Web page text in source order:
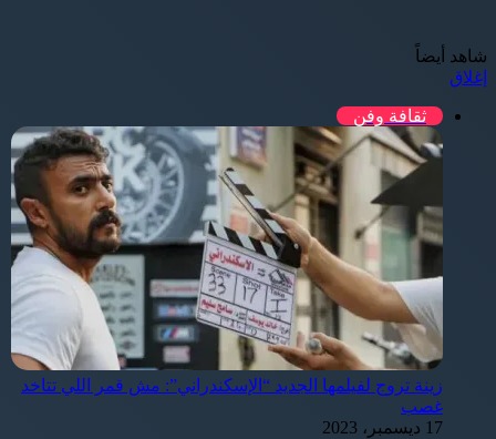
شاهد أيضاً
إغلاق
ثقافة وفن
زينة تروج لفيلمها الجديد “الإسكندراني”: مش قمر اللي تتاخد
غصب
17 ديسمبر، 2023